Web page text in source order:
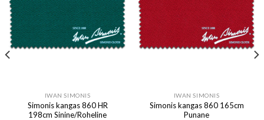
IWAN SIMONIS
Simonis kangas 860 HR
198cm Sinine/Roheline
IWAN SIMONIS
Simonis kangas 860 165cm
Punane